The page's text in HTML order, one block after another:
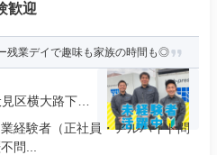
歓迎
残業デイで趣味も家族の時間も◎
区横大路下三
経験者（正社員・アルバイト問
問...